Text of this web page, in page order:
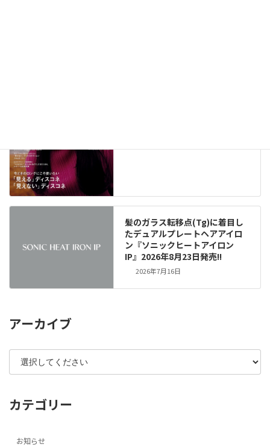
髪のガラス転移点(Tg)に着目し
たデュアルプレートヘアアイロ
ン『ソニックヒートアイロン
IP』2026年8月23日発売!!
2026年7月16日
アーカイブ
カテゴリー
お知らせ